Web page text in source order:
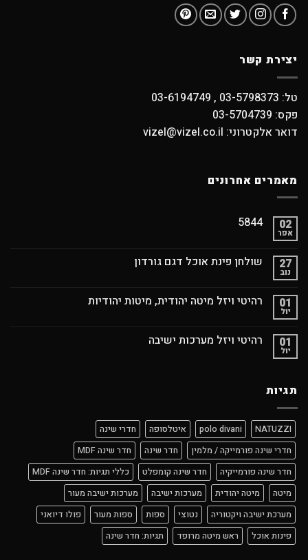
יצירת קשר
טל: 03-5798373 , 03-6194749
פקס: 03-5704739
דואר אלקטרוני: vizel@vizel.co.il
מאמרים אחרונים
02
אפר
5844
27
נוב
שולחן פינת אוכל דגם גורדון
01
יול
רהיטי ויזל מיטה יהודית, מיטות יהודיות
01
יול
רהיטי ויזל מערכות ישיבה
תגיות
NATUZZI
polo divani איטלסופה
חדרי שינה
חדרי שינה פורמייקה / מלמין
חדר שינה
חדר שינה MDF
חדר שינה פורמייקיה
חדר שינה קומפלט
כללי תגיות: חדר שינה MDF
מיטה
מיטה יהודית מערכות ישיבה
מערכות ישיבה מעור
מערכת ישיבה ויקטוריה
נטוצי ספות ספות מעור
פולו דיואני
פינות אוכל
ראש מיטה מרופד תגיות: חדר שינה